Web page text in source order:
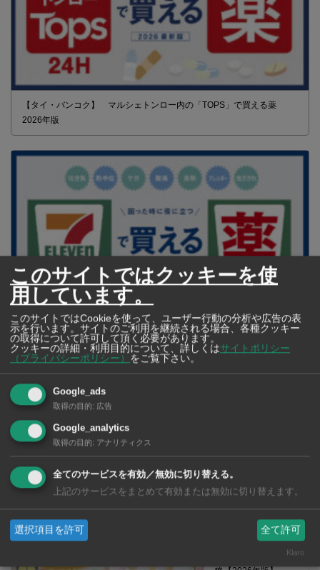
【タイ・バンコク】 マルシェトンロー内の「TOPS」で買える薬
2026年版
【タイ・バンコク】 コンビニ（セブンイレブン）で買える薬 2026年
版
タイ・バンコクの日
系幼稚園選び完全攻
このサイトではクッキーを使
用しています。
このサイトではCookieを使って、ユーザー行動の分析や広告の表
示を行います。サイトのご利用を継続される場合、各種クッキー
の取得について許可して頂く必要があります。
クッキーの詳細・利用目的について、詳しくはサイトポリシー
（プライバシーポリシー）
をご覧下さい。
Google_ads
取得の目的: 広告
Google_analytics
取得の目的: アナリティクス
全てのサービスを有効／無効に切り替える。
上記のサービスをまとめて有効または無効に切り替えます。
選択項目を許可 全て許可
Klaro